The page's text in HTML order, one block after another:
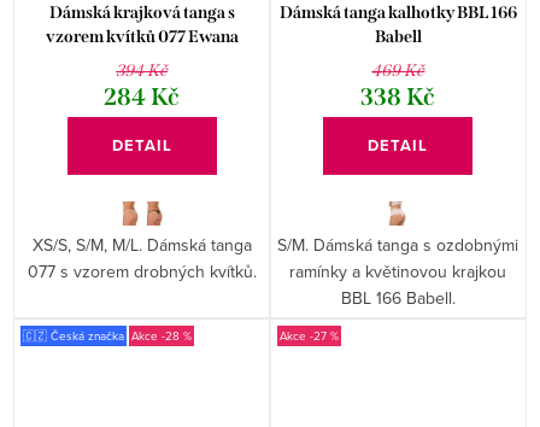
Dámská krajková tanga s
vzorem kvítků 077 Ewana
394 Kč
284 Kč
DETAIL
XS/S, S/M, M/L. Dámská tanga
077 s vzorem drobných kvítků.
Dámská tanga kalhotky BBL 166
Babell
469 Kč
338 Kč
DETAIL
S/M. Dámská tanga s ozdobnými
ramínky a květinovou krajkou
BBL 166 Babell.
🇨🇿 Česká značka -28 % -27 %